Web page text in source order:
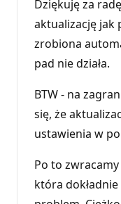
Dziękuję za
aktualizację jak
zrobiona
pad nie działa.
BTW - na
się, że
ustawienia w
Po to
która